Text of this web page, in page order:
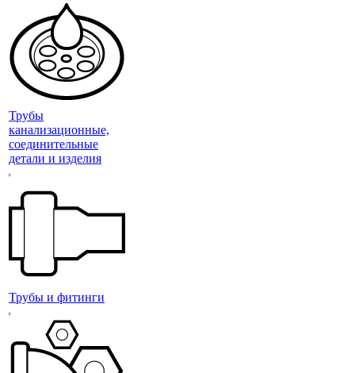
Трубы
канализационные,
соединительные
детали и изделия
Трубы и фитинги